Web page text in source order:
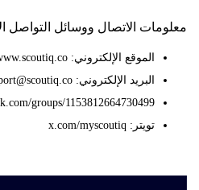
الاتصال ووسائل التواصل
الموقع الإلكتروني: www.scoutiq.co
البريد الإلكتروني: support@scoutiq.co
groups/1153812664730499
تويتر: x.com/myscoutiq